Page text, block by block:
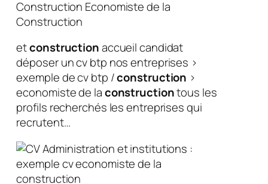
etconstructionaccueil candidat
déposer un cv btp nos entreprises >
exemple de cv btp /construction >
economiste de laconstructiontous les
profils recherchés les entreprises qui
recrutent…